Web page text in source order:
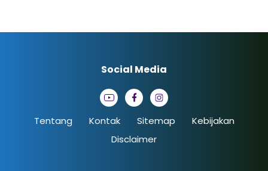
Tentang Kontak Sitemap
Kebijakan
Disclaimer
Social Media